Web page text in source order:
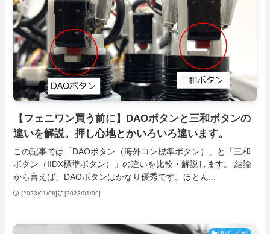
【フェニワン買う前に】DAOボタンと三和ボタンの
違いを解説。押し心地とかいろいろ違います。
この記事では「DAOボタン（海外コン標準ボタン）」と「三和
ボタン（IIDX標準ボタン）」の違いを比較・解説します。 結論
から言えば、DAOボタンはかなり優秀です。ほとん...
[2023/01/08] [2023/01/09]